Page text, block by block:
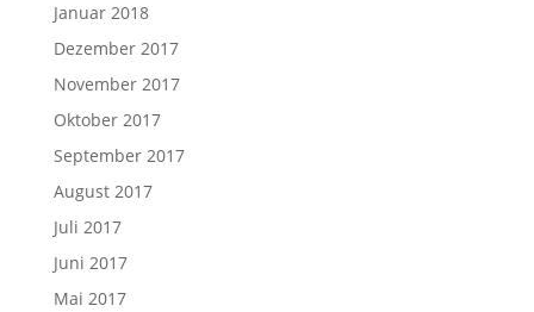
Januar 2018
Dezember 2017
November 2017
Oktober 2017
September 2017
August 2017
Juli 2017
Juni 2017
Mai 2017